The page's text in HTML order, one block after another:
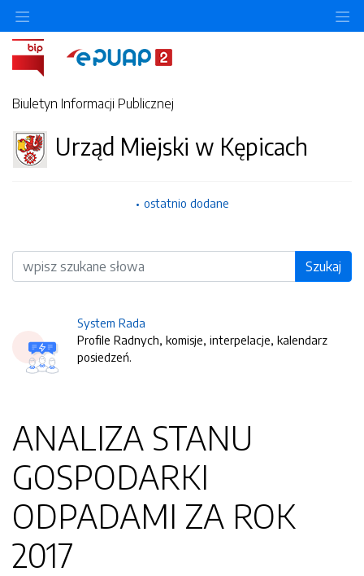
Biuletyn Informacji Publicznej
Urząd Miejski w Kępicach
ostatnio dodane
Wyszukiwarka Szukaj
System Rada
Profile Radnych, komisje, interpelacje, kalendarz
posiedzeń.
ANALIZA STANU
GOSPODARKI
ODPADAMI ZA ROK
2017